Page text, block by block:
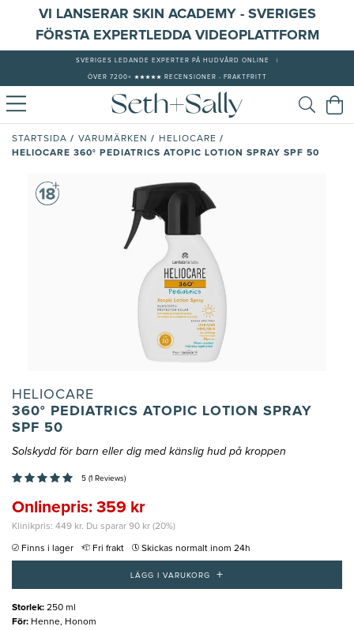
VI LANSERAR SKIN ACADEMY - SVERIGES
FÖRSTA EXPERTLEDDA VIDEOPLATTFORM
SVERIGES LEDANDE EXPERTER PÅ HUDVÅRD ONLINE
ÖVER 7200+ ★★★★★ RECENSIONER - FRAKTFRITT
STARTSIDA / VARUMÄRKEN / HELIOCARE /
HELIOCARE 360° PEDIATRICS ATOPIC LOTION SPRAY SPF 50
HELIOCARE
360° PEDIATRICS ATOPIC LOTION SPRAY
SPF 50
Solskydd för barn eller dig med känslig hud på kroppen
5 (1 Reviews)
Onlinepris: 359 kr
Klinikpris: 449 kr. Du sparar 90 kr (20%)
Finns i lager Fri frakt Skickas normalt inom 24h
LÄGG I VARUKORG +
Storlek: 250 ml
För: Henne, Honom